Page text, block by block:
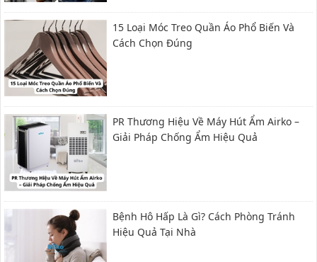
15 Loại Móc Treo Quần Áo Phổ Biến Và
Cách Chọn Đúng
PR Thương Hiệu Về Máy Hút Ẩm Airko –
Giải Pháp Chống Ẩm Hiệu Quả
Bệnh Hô Hấp Là Gì? Cách Phòng Tránh
Hiệu Quả Tại Nhà